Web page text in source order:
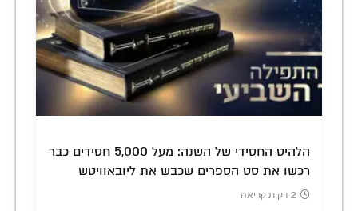
הלהיט החסידי של השנה: מעל 5,000 חסידים כבר
רכשו את סט הספרים שכבש את ליובאוויטש
2 דקות קריאה